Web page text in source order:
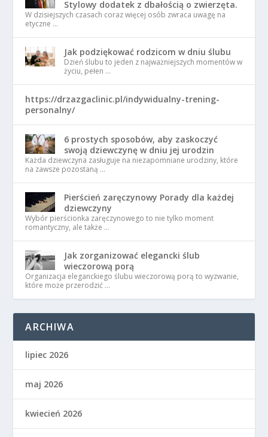
Stylowy dodatek z dbałością o zwierzęta.
W dzisiejszych czasach coraz więcej osób zwraca uwagę na
etyczne …
Jak podziękować rodzicom w dniu ślubu
Dzień ślubu to jeden z najważniejszych momentów w
życiu, pełen …
https://drzazgaclinic.pl/indywidualny-trening-
personalny/
6 prostych sposobów, aby zaskoczyć
swoją dziewczynę w dniu jej urodzin
Każda dziewczyna zasługuje na niezapomniane urodziny, które
na zawsze pozostaną …
Pierścień zaręczynowy Porady dla każdej
dziewczyny
Wybór pierścionka zaręczynowego to nie tylko moment
romantyczny, ale także …
Jak zorganizować elegancki ślub
wieczorową porą
Organizacja eleganckiego ślubu wieczorową porą to wyzwanie,
które może przerodzić …
ARCHIWA
lipiec 2026
maj 2026
kwiecień 2026